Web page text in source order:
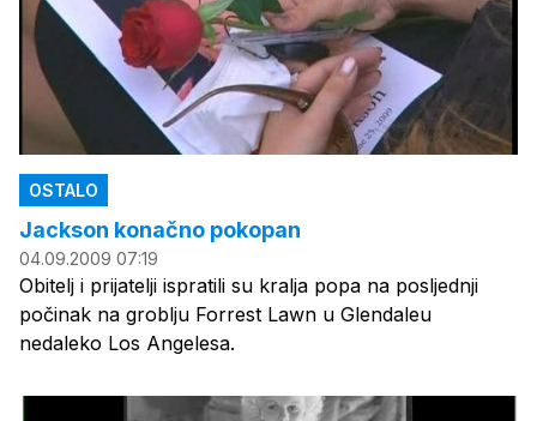
OSTALO
Jackson konačno pokopan
04.09.2009 07:19
Obitelj i prijatelji ispratili su kralja popa na posljednji
počinak na groblju Forrest Lawn u Glendaleu
nedaleko Los Angelesa.